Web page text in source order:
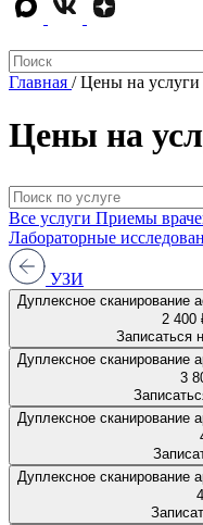
Главная / Цены на услуги
Цены на
Все услуги Приемы
Лабораторные
УЗИ
Дуплексное сканирование
2 400
Записаться
Дуплексное сканирование
3
Дуплексное сканирование
Дуплексное сканирование